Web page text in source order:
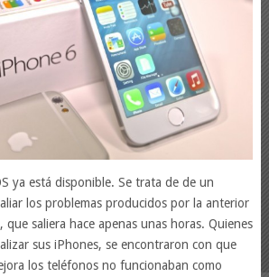
ya está disponible. Se trata de de un
los problemas producidos por la anterior
saliera hace apenas unas horas. Quienes
sus iPhones, se encontraron con que
los teléfonos no funcionaban como